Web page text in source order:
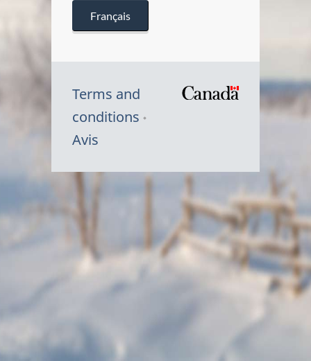
Français
Terms and
conditions
Avis
Symbole
Canada